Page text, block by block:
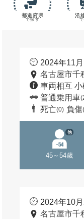
都道府県
で探す
沿
2024年11
名古屋市千
車両相互
普通乗用車
死亡(0) 負傷
45～54歳
他
2024年10
名古屋市千